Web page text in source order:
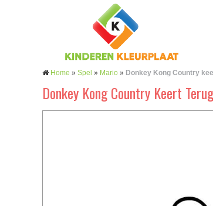
Home » Spel » Mario » Donkey Kong Country
Donkey Kong Country Keert